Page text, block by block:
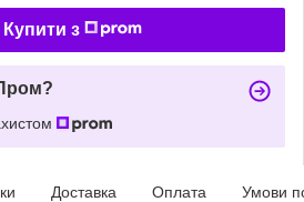
Купити з
Доставка Оплата Умови